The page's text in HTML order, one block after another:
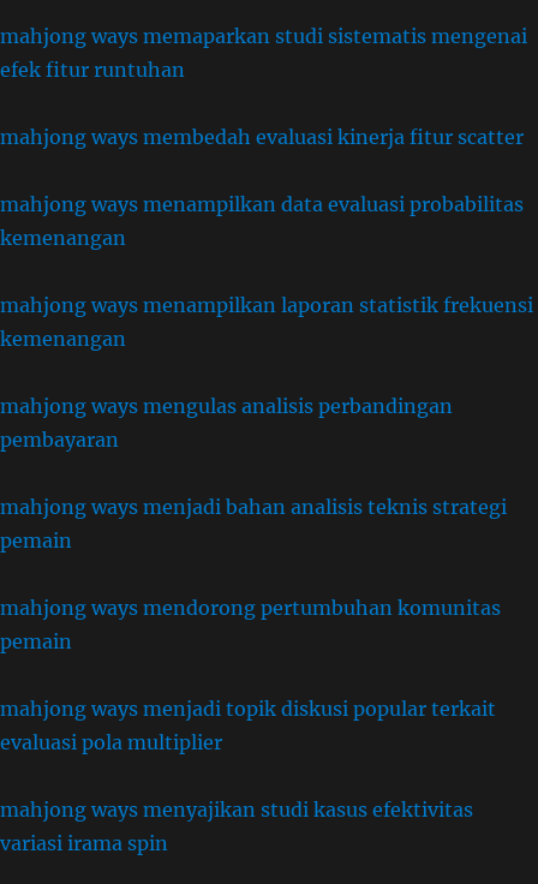
mahjong ways memaparkan studi sistematis mengenai
efek fitur runtuhan
mahjong ways membedah evaluasi kinerja fitur scatter
mahjong ways menampilkan data evaluasi probabilitas
kemenangan
mahjong ways menampilkan laporan statistik frekuensi
kemenangan
mahjong ways mengulas analisis perbandingan
pembayaran
mahjong ways menjadi bahan analisis teknis strategi
pemain
mahjong ways mendorong pertumbuhan komunitas
pemain
mahjong ways menjadi topik diskusi popular terkait
evaluasi pola multiplier
mahjong ways menyajikan studi kasus efektivitas
variasi irama spin